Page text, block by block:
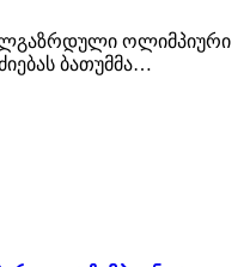
ოლიმპიური
ბათუმმა
საქართველოს
სპორტსმენი
ჩატარებისა და